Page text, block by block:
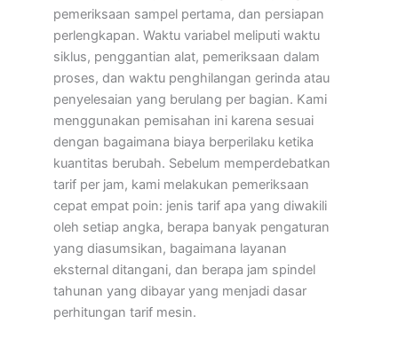
pemeriksaan sampel pertama, dan persiapan
perlengkapan. Waktu variabel meliputi waktu
siklus, penggantian alat, pemeriksaan dalam
proses, dan waktu penghilangan gerinda atau
penyelesaian yang berulang per bagian. Kami
menggunakan pemisahan ini karena sesuai
dengan bagaimana biaya berperilaku ketika
kuantitas berubah. Sebelum memperdebatkan
tarif per jam, kami melakukan pemeriksaan
cepat empat poin: jenis tarif apa yang diwakili
oleh setiap angka, berapa banyak pengaturan
yang diasumsikan, bagaimana layanan
eksternal ditangani, dan berapa jam spindel
tahunan yang dibayar yang menjadi dasar
perhitungan tarif mesin.